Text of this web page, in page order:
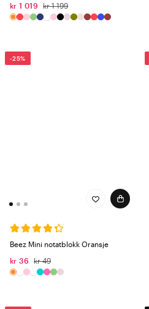
kr 1 019
kr 1 199
-25%
Beez Mini notatblokk Oransje
kr 36
kr 49